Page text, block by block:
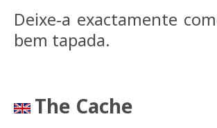
Deixe-a exactamente
bem tapada.
The Cache